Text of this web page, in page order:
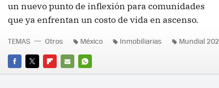
un nuevo punto de inflexión para comunidades
que ya enfrentan un costo de vida en ascenso.
FACEBOOK
TWITTERFLIPBOARD
E-
WHATSAPP
TEMAS Otros México Inmobiliarias Mundial